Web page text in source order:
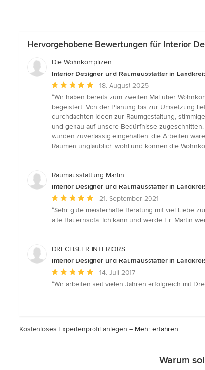
Hervorgehobene Bewertungen für Interior
Die Wohnkomplizen
Interior Designer und Raumausstatter in
Durchschnittliche
Bewertung:
5
von
5
Sternen
18. August 2025
“Wir haben bereits zum zweiten Mal über
begeistert. Von der Planung bis zur Umsetzung
durchdachten Ideen zur Raumgestaltung,
und genau auf unsere Bedürfnisse
wurden zuverlässig eingehalten, die Arbeiten
Räumen unglaublich wohl und können die
Raumausstattung Martin
Interior Designer und Raumausstatter in
Durchschnittliche
Bewertung:
5
Sternen
21. September 2021
“Sehr gute meisterhafte Beratung mit viel Liebe
alte Bauernsofa. Ich kann und werde Hr. Martin
DRECHSLER INTERIORS
Interior Designer und Raumausstatter in
Durchschnittliche
Bewertung:
14. Juli 2017
“Wir arbeiten seit vielen Jahren erfolgreich mit
Kostenloses Expertenprofil anlegen – Mehr erfahren
Warum